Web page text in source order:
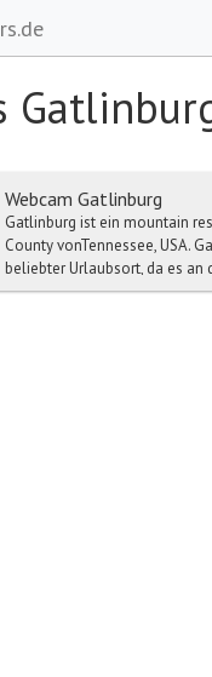
Webcam Gatlinburg
Gatlinburg ist ein mountain
County vonTennessee, USA.
beliebter Urlaubsort, da es an
Great...